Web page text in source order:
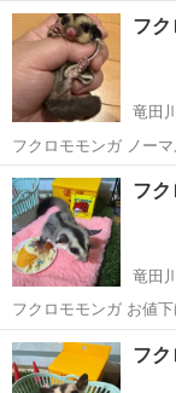
フク
竜田
フクロモモンガ ノーマル
(夕方)までのご予約で少
奈良 生駒郡
フク
竜田
フクロモモンガ お値下げしてます！！
ス モザイク(ホワイトテール) 2匹 即お迎え可能
ております！ 本日も
ります🙇‍♀️
奈良 生駒郡
フ